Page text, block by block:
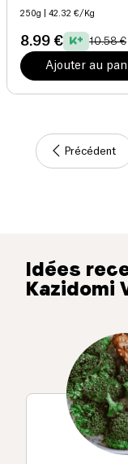
250g | 42.32 €/Kg
8.99 € 10.58 €
Ajouter au
Précédent
Idées
Kazidomi